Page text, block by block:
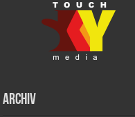
Archiv